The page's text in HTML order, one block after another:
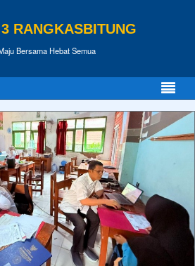
RANGKASBITUNG
Bersama Hebat Semua